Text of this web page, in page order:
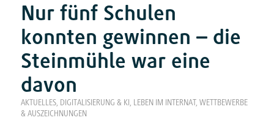
Nur fünf Schulen
konnten gewinnen – die
Steinmühle war eine
davon
AKTUELLES, DIGITALISIERUNG & KI , LEBEN IM INTERNAT, WETTBEWERBE
& AUSZEICHNUNGEN